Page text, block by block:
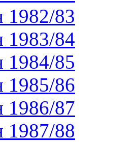
1982/83
1983/84
1984/85
1985/86
1986/87
1987/88